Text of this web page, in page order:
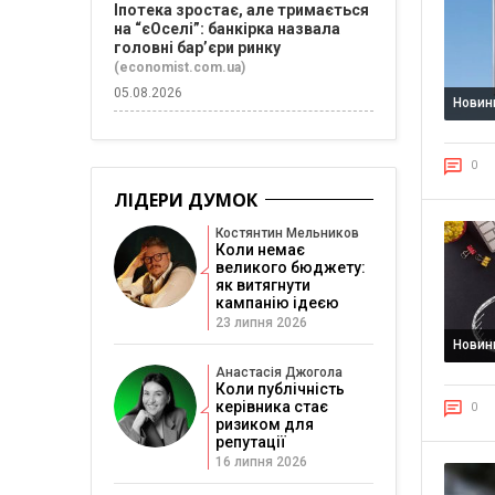
0
0
Іпотека зростає, але тримається
на “єОселі”: банкірка назвала
головні бар’єри ринку
(economist.com.ua)
05.08.2026
ЛІДЕРИ ДУМОК
Костянтин Мельников
Коли немає
великого бюджету:
як витягнути
кампанію ідеєю
23 липня 2026
Анастасія Джогола
Коли публічність
керівника стає
ризиком для
репутації
16 липня 2026